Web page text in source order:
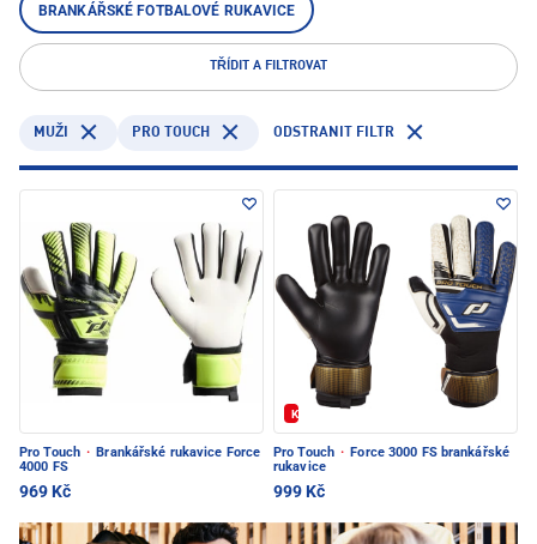
BRANKÁŘSKÉ FOTBALOVÉ RUKAVICE
TŘÍDIT A FILTROVAT
MUŽI PRO TOUCH ODSTRANIT FILTR
Pro Touch · Brankářské rukavice Force
4000 FS
969 Kč
Kód: FOTBAL20
Pro Touch · Force 3000 FS brankářské
rukavice
999 Kč